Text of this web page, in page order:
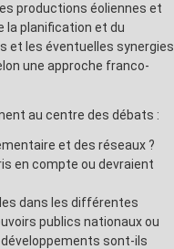
productions éoliennes et
la planification et du
et les éventuelles synergies
une approche franco-
au centre des débats :
et des réseaux ?
en compte ou devraient
dans les différentes
publics nationaux ou
sont-ils